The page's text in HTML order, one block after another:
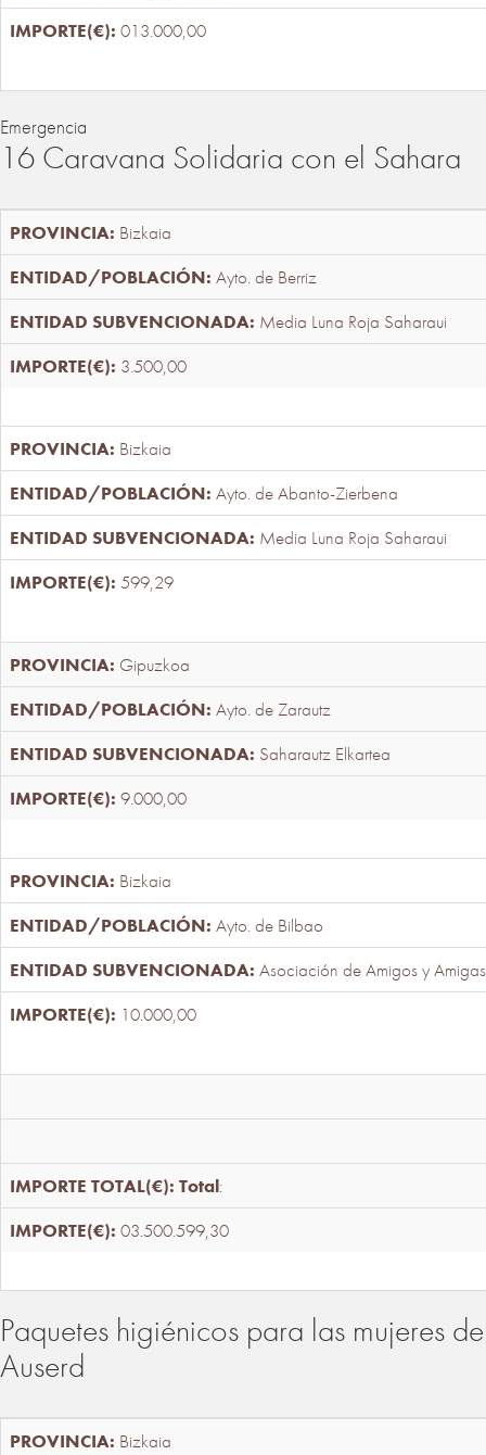
013.000,00
Emergencia
16 Caravana Solidaria con el Sahara
Bizkaia
Ayto. de Berriz
Media Luna Roja Saharaui
3.500,00
Bizkaia
Ayto. de Abanto-Zierbena
Media Luna Roja Saharaui
599,29
Gipuzkoa
Ayto. de Zarautz
Saharautz Elkartea
9.000,00
Bizkaia
Ayto. de Bilbao
Asociación de Amigos y
10.000,00
Total:
03.500.599,30
Paquetes higiénicos para las mujeres
Auserd
Bizkaia